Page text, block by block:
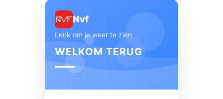
Nvf
Leuk om je weer te zien
WELKOM TERUG